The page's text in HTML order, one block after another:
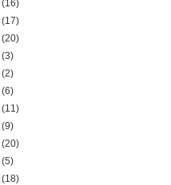
(16)
(17)
(20)
(3)
(2)
(6)
(11)
(9)
(20)
(5)
(18)